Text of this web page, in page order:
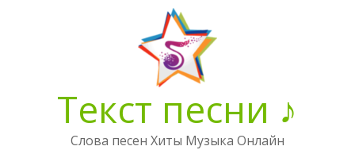
Текст песни ♪
Слова песен Хиты Музыка Онлайн